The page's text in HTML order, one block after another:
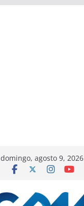
domingo, agosto 9, 2026